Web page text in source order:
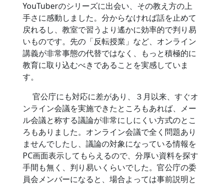
YouTuberのシリーズに出会い、その教え方の上
手さに感動しました。分からなければ話を止めて
戻れるし、教室で習うより遙かに効率的で判り易
いものです。先の「反転授業」など、オンライン
講義が非常事態の代替ではなく、もっと積極的に
教育に取り込むべきであることを実感していま
す。
官公庁にも対応に差があり、３月以来、すぐオ
ンライン会議を実施できたところもあれば、メー
ル会議と称する議論が非常にしにくい方式のとこ
ろもありました。オンライン会議で全く問題あり
ませんでしたし、議論の対象になっている情報を
PC画面表示してもらえるので、分厚い資料を探す
手間も無く、判り易いくらいでした。官公庁の委
員会メンバーになると、場合よっては事前説明と